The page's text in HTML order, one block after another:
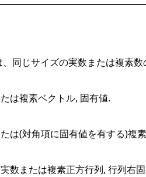
、同じサイズの実数または複素
は複素ベクトル, 固有値.
は(対角項に固有値を有する)複
数または複素正方行列, 行列右